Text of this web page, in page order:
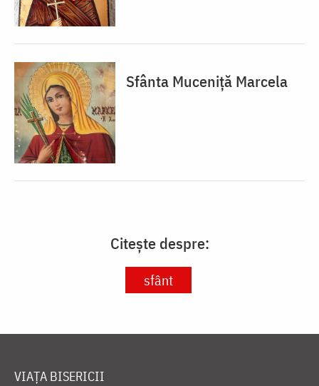
Sfânta Muceniță Marcela
Citește despre:
sfânt
VIAȚA BISERICII